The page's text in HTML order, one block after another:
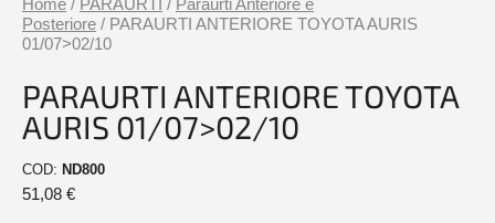
Posteriore / PARAURTI ANTERIORE TOYOTA AURIS
01/07>02/10
PARAURTI ANTERIORE TOYOTA
AURIS 01/07>02/10
COD: ND800
51,08 €